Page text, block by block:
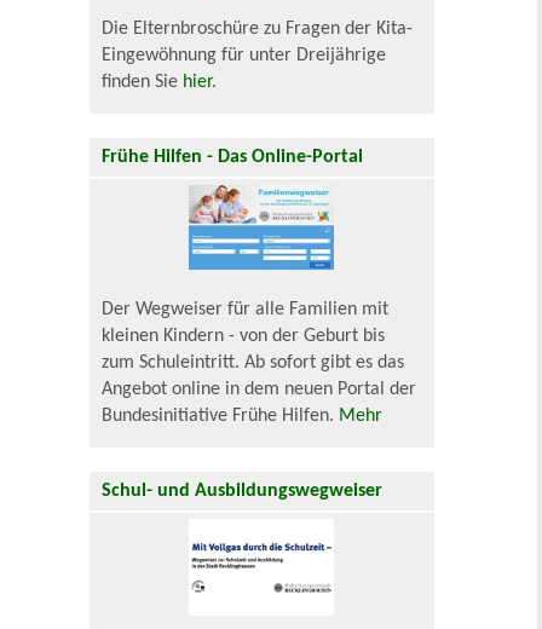
Die Elternbroschüre zu Fragen der Kita-
Eingewöhnung für unter Dreijährige
finden Sie hier.
Frühe Hilfen - Das Online-Portal
Der Wegweiser für alle Familien mit
kleinen Kindern - von der Geburt bis
zum Schuleintritt. Ab sofort gibt es das
Angebot online in dem neuen Portal der
Bundesinitiative Frühe Hilfen. Mehr
Schul- und Ausbildungswegweiser